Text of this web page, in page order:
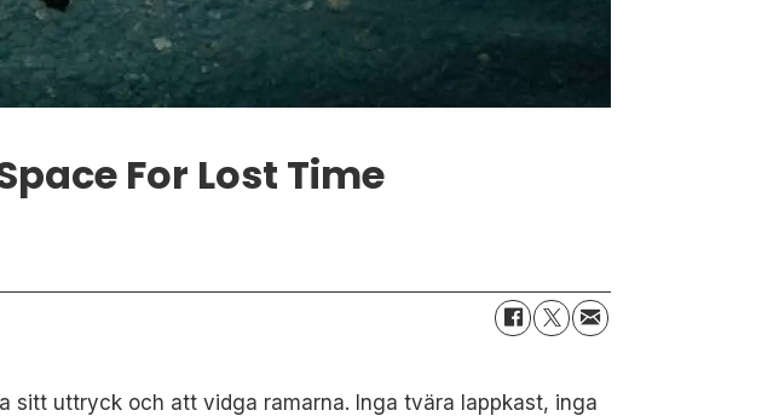
For Lost Time
sitt uttryck och att vidga ramarna. Inga tvära lappkast, inga